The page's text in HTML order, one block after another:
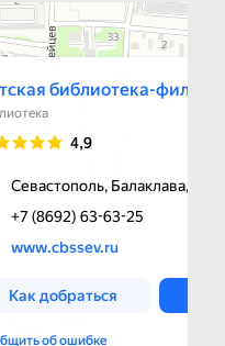
№ 9